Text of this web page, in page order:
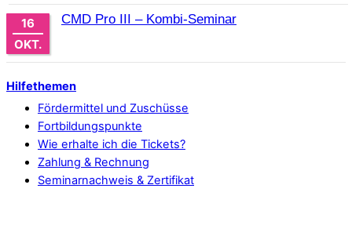
16
OKT.
CMD Pro III – Kombi-Seminar
Hilfethemen
Fördermittel und Zuschüsse
Fortbildungspunkte
Wie erhalte ich die Tickets?
Zahlung & Rechnung
Seminarnachweis & Zertifikat